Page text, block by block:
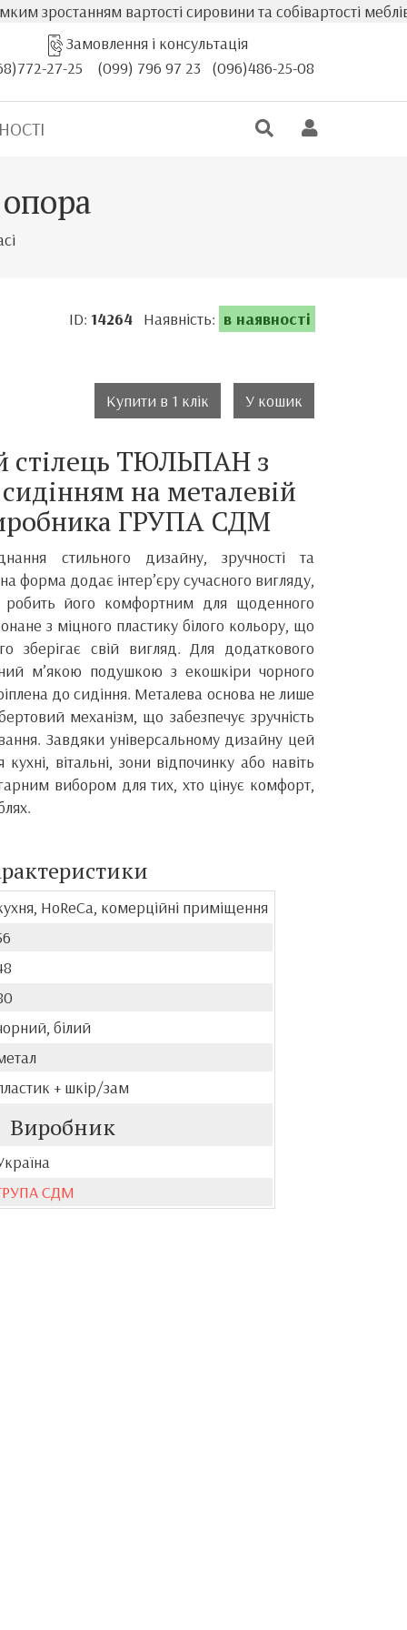
вартості сировини та собівартості меблів,
Замовлення і консультація
27-25
(099) 796 97 23 (096)486-25-08
ID: 14264Наявність: в наявності
Купити в 1 клік У кошик
стілець ТЮЛЬПАН з
на металевій
ГРУПА СДМ
стильного дизайну, зручності та
форма додає інтер’єру сучасного вигляду,
робить його комфортним для щоденного
з міцного пластику білого кольору, що
зберігає свій вигляд. Для додаткового
м’якою подушкою з екошкіри чорного
до сидіння. Металева основа не лише
механізм, що забезпечує зручність
Завдяки універсальному дизайну цей
вітальні, зони відпочинку або навіть
вибором для тих, хто цінує комфорт,
HoReCa, комерційні приміщення
білий
+ шкір/зам
Виробник
СДМ